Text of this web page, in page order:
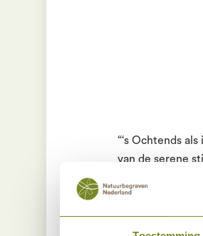
“‘s Ochtends
van de serene
opkomende
Een magisch
“De reden dat